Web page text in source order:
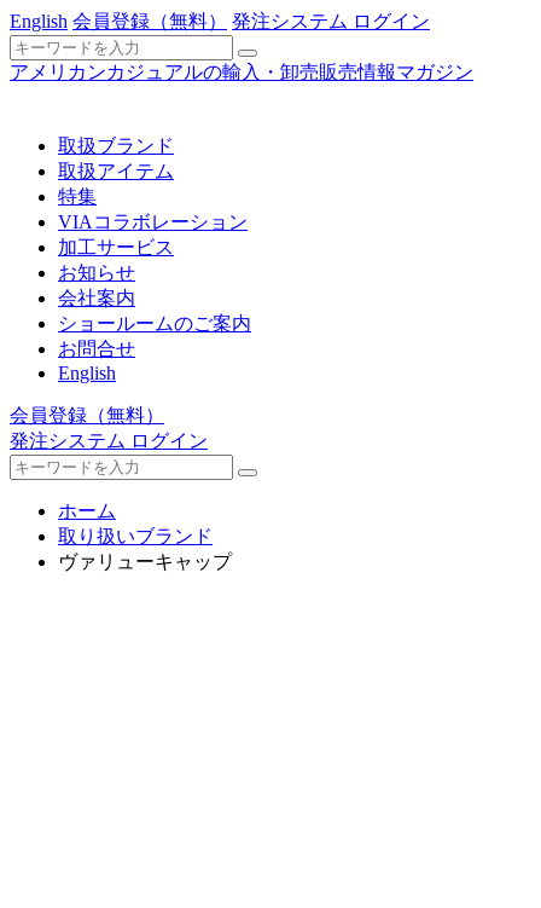
English 会員登録 （無料） 発注システム ログイン
アメリカンカジュアルの輸入・卸売販売情報マガジン
取扱ブランド
取扱アイテム
特集
VIAコラボレーション
加工サービス
お知らせ
会社案内
ショールームのご案内
お問合せ
English
会員登録 （無料）
発注システム ログイン
ホーム
取り扱いブランド
ヴァリューキャップ